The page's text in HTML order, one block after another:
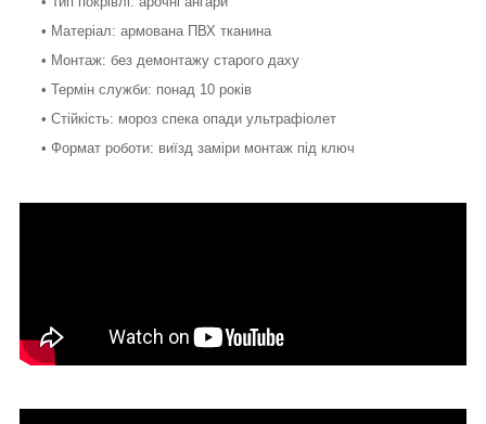
• Матеріал: армована ПВХ тканина
• Монтаж: без демонтажу старого даху
• Термін служби: понад 10 років
• Стійкість: мороз спека опади ультрафіолет
• Формат роботи: виїзд заміри монтаж під ключ